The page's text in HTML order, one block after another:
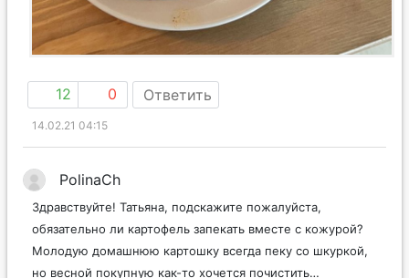
12 0 Ответить
14.02.21 04:15
PolinaCh
Здравствуйте! Татьяна, подскажите пожалуйста,
обязательно ли картофель запекать вместе с кожурой?
Молодую домашнюю картошку всегда пеку со шкуркой,
но весной покупную как-то хочется почистить…